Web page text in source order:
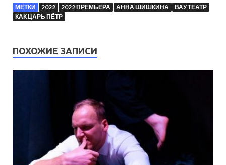
МЕТКИ 2022 2022 ПРЕМЬЕРА АННА ШИШКИНА
ВАУ ТЕАТР
КАК ЦАРЬ ПЁТР
ПОХОЖИЕ ЗАПИСИ